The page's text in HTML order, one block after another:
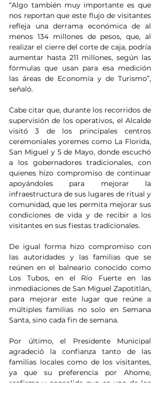
“Algo también muy importante es que
nos reportan que este flujo de visitantes
refleja una derrama económica de al
menos 134 millones de pesos, que, al
realizar el cierre del corte de caja, podría
aumentar hasta 211 millones, según las
fórmulas que usan para esa medición
las áreas de Economía y de Turismo”,
señaló.
Cabe citar que, durante los recorridos de
supervisión de los operativos, el Alcalde
visitó 3 de los principales centros
ceremoniales yoremes como La Florida,
San Miguel y 5 de Mayo, donde escuchó
a los gobernadores tradicionales, con
quienes hizo compromiso de continuar
apoyándoles para mejorar la
infraestructura de sus lugares de ritual y
comunidad, que les permita mejorar sus
condiciones de vida y de recibir a los
visitantes en sus fiestas tradicionales.
De igual forma hizo compromiso con
las autoridades y las familias que se
reúnen en el balneario conocido como
Los Tubos, en el Río Fuerte en las
inmediaciones de San Miguel Zapotitlán,
para mejorar este lugar que reúne a
múltiples familias no solo en Semana
Santa, sino cada fin de semana.
Por último, el Presidente Municipal
agradeció la confianza tanto de las
familias locales como de los visitantes,
ya que su preferencia por Ahome,
reafirma y consolida que es uno de los